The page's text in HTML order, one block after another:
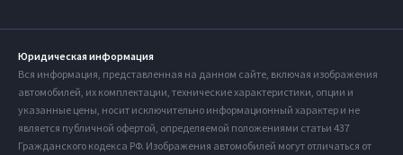
Юридическая информация
Вся информация, представленная на данном сайте, включая изображения
автомобилей, их комплектации, технические характеристики, опции и
указанные цены, носит исключительно информационный характер и не
является публичной офертой, определяемой положениями статьи 437
Гражданского кодекса РФ. Изображения автомобилей могут отличаться от